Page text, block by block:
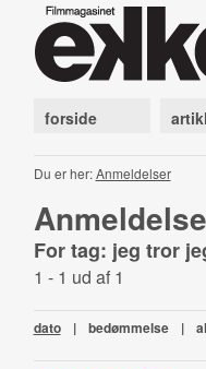
forside
Du er her:Anmeldelser
For tag: jeg tror
1 - 1 ud af 1
dato | bedømmelse |